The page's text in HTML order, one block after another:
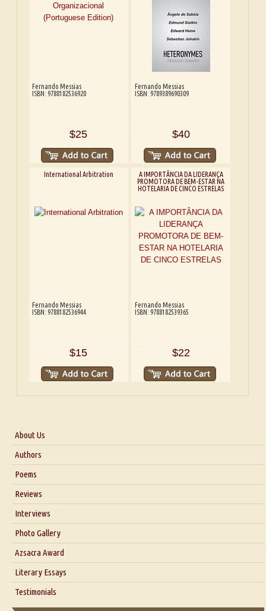
Fernando Messias
ISBN: 9788182536920
$25
Fernando Messias
ISBN: 9789389690309
$40
International Arbitration
Fernando Messias
ISBN: 9788182536944
$15
A IMPORTÂNCIA DA LIDERANÇA
PROMOTORA DE BEM-ESTAR NA
HOTELARIA DE CINCO ESTRELAS
Fernando Messias
ISBN: 9788182539365
$22
About Us
About Us
Blog
Authors
Poems
Reviews
Interviews
Interview with Dr. Santosh Kumar
Interview with Azsacra Zarathustra
Interview with Alka Narula
Interview with D Everett Newell
Interview with Sweta Srivastava Vikram
Photo Gallery
Azsacra Award
Literary Essays
Thoughts on Literary Criticism
Essay on Bilingualism
Testimonials